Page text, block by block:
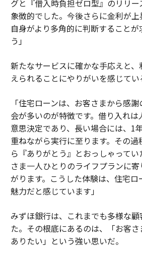
グと『借入時負担ゼロ型』のリリ
象徴的でした。今後さらに金利が
自身がより多角的に判断することが
う」
新たなサービスに確かな手応えと
えられることにやりがいを感じてい
「住宅ローンは、お客さまから感
会が多いのが特徴です。借り入れ
意思決定であり、長い場合には、1
重ねながら実行に至ります。その
ら『ありがとう』とおっしゃって
さま一人ひとりのライフプランに
がります。こうした体験は、住宅ロ
魅力だと感じています」
みずほ銀行は、これまでも多様な
た。その根底にあるのは、「お客
ありたい」という強い思いだ。